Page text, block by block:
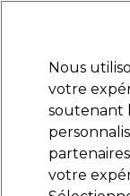
Marques Bons
Nous
votre
soutenant
votre